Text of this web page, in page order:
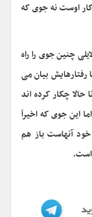
اوست نه جوی که
چنین جوی را راه
بیان می
چکار کرده اند
این جوی که اخیراَ
خود آنهاست باز هم
است.